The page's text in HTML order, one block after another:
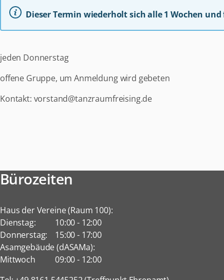
Dieser Termin wiederholt sich alle 1 Wochen
jeden Donnerstag
offene Gruppe, um Anmeldung wird gebeten
Kontakt: vorstand@tanzraumfreising.de
Bürozeiten
Haus der Vereine (Raum 100):
Dienstag:
10:00- 12:00
Donnerstag:
15:00- 17:00
Asamgebäude (dASAMa):
Mittwoch
09:00- 12:00